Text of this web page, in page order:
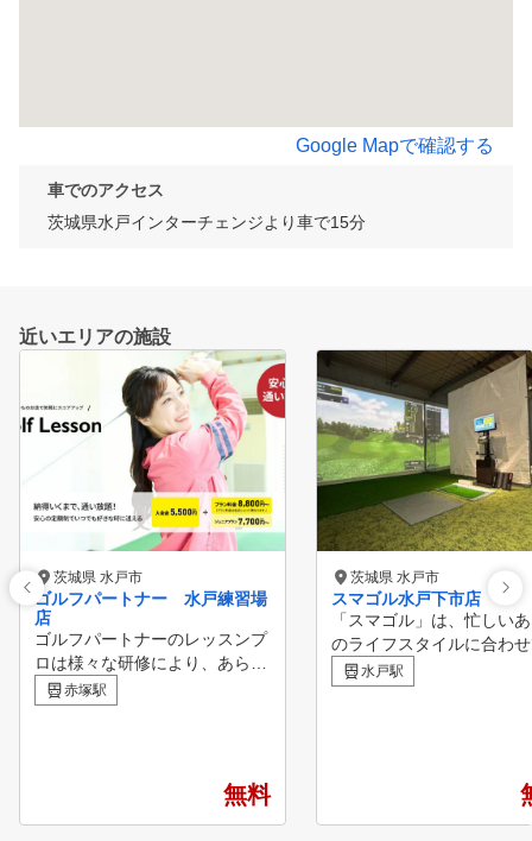
Google Mapで確認する
車でのアクセス
茨城県水戸インターチェンジより車で15分
近いエリアの施設
茨城県 水戸市
ゴルフパートナー 水戸練習場
店
ゴルフパートナーのレッスンプ
ロは様々な研修により、あらゆ
る方面から生徒様の上達をサポ
ートしています！ ビギナーか
POINT１ 診断・カルテ作成
弾道測定器・シミュレーターを
用いて、現状把握を行う事で、
赤塚駅
無料
茨城県 水戸市
スマゴル水戸下市店
「スマゴル」は、忙しい
のライフスタイルに合わ
『いつでもどこでも』ゴ
楽しめる新しいゴルフ空
水戸駅